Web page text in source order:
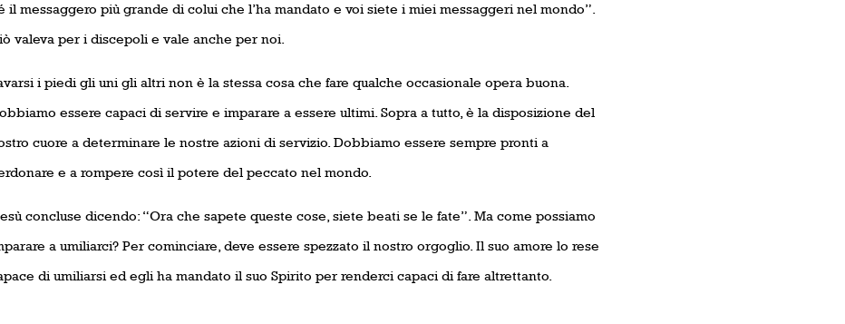
il messaggero più grande di colui che l’ha mandato e voi siete i miei messaggeri nel mondo”.
valeva per i discepoli e vale anche per noi.
i piedi gli uni gli altri non è la stessa cosa che fare qualche occasionale opera buona.
essere capaci di servire e imparare a essere ultimi. Sopra a tutto, è la disposizione del
cuore a determinare le nostre azioni di servizio. Dobbiamo essere sempre pronti a
e a rompere così il potere del peccato nel mondo.
concluse dicendo: “Ora che sapete queste cose, siete beati se le fate”. Ma come possiamo
a umiliarci? Per cominciare, deve essere spezzato il nostro orgoglio. Il suo amore lo rese
di umiliarsi ed egli ha mandato il suo Spirito per renderci capaci di fare altrettanto.